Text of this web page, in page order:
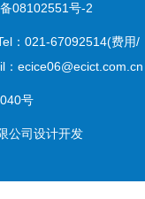
08102551号-2
：021-67092514(费用/
：ecice06@ecict.com.cn
号
公司设计开发